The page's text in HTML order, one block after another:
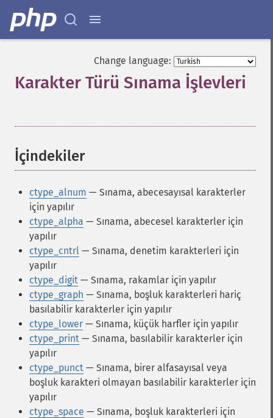
Change language:
Karakter Türü Sınama İşlevleri
İçindekiler¶
ctype_alnum — Sınama, abecesayısal karakterler
için yapılır
ctype_alpha — Sınama, abecesel karakterler için
yapılır
ctype_cntrl — Sınama, denetim karakterleri için
yapılır
ctype_digit — Sınama, rakamlar için yapılır
ctype_graph — Sınama, boşluk karakterleri hariç
basılabilir karakterler için yapılır
ctype_lower — Sınama, küçük harfler için yapılır
ctype_print — Sınama, basılabilir karakterler için
yapılır
ctype_punct — Sınama, birer alfasayısal veya
boşluk karakteri olmayan basılabilir karakterler için
yapılır
ctype_space — Sınama, boşluk karakterleri için